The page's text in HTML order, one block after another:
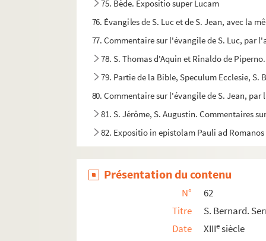
75. Bède. Expositio super Lucam
76. Évangiles de S. Luc et de S. Jean, avec la
77. Commentaire sur l'évangile de S. Luc, par
78. S. Thomas d'Aquin et Rinaldo de
79. Partie de la Bible, Speculum Ecclesie, S.
80. Commentaire sur l'évangile de S. Jean,
81. S. Jérôme, S. Augustin. Commentaires
82. Expositio in epistolam Pauli ad Romanos
84. Commentaire sur les épîtres de S. Paul,
85. Pierre Lombard. Commentaire sur les
86. Partie de la Bible, Pierre Lombard, etc.
87. S. Ambroise. Commentaire sur les
Présentation du contenu
N°
62
Titre
S. Bernard.
Date
XIIIesiècle